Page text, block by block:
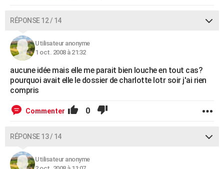
RÉPONSE 12 / 14
Utilisateur anonyme
1 oct. 2008 à 21:32
aucune idée mais elle me parait bien louche en tout cas?
pourquoi avait elle le dossier de charlotte lotr soir j'ai rien
compris
Commenter 0
RÉPONSE 13 / 14
Utilisateur anonyme